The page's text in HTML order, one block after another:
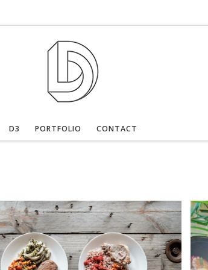
D3 PORTFOLIO CONTACT